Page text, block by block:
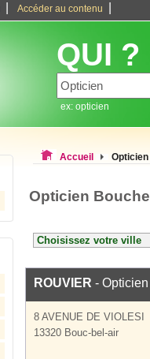
Accéder au contenu
QUI ?
ex: opticien
Accueil
Opticien
ROUVIER - Opticien
8 AVENUE DE VIOLESI
13320 Bouc-bel-air